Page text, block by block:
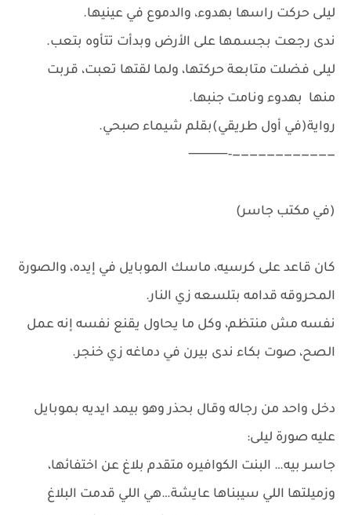
ليلى حركت راسها بهدوء، والدموع في عينيها.
ندى رجعت بجسمها على الأرض وبدأت تتأوه بتعب.
ليلى فضلت متابعة حركتها، ولما لقتها تعبت، قربت
منها بهدوء ونامت جنبها.
رواية(في أول طريقي)بقلم شيماء صبحي.
————————————-⸻
(في مكتب جاسر)
كان قاعد على كرسيه، ماسك الموبايل في إيده، والصورة
المحروقه قدامه بتلسعه زي النار.
نفسه مش منتظم، وكل ما يحاول يقنع نفسه إنه عمل
الصح، صوت بكاء ندى بيرن في دماغه زي خنجر.
دخل واحد من رجاله وقال بحذر وهو بيمد ايديه بموبايل
عليه صورة ليلى:
جاسر بيه… البنت الكوافيره متقدم بلاغ عن اختفائها،
وزميلتها اللي سيبناها عايشة…هي اللي قدمت البلاغ